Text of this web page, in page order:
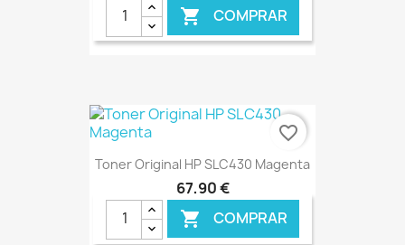
 COMPRAR
€ ONLINE
Toner Original HP SLC430 Magenta
67,90 €
 COMPRAR
favorite_border